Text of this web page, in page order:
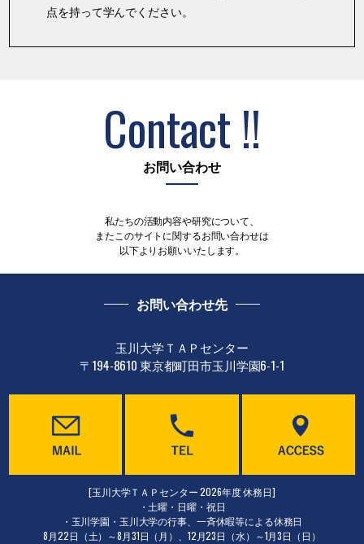
点を持って学んでください。
Contact !!
お問い合わせ
私たちの活動内容や研究について、
またこのサイトに関するお問い合わせは
以下よりお願いいたします。
お問い合わせ先
玉川大学ＴＡＰセンター
〒194-8610 東京都町田市玉川学園6-1-1
[玉川大学ＴＡＰセンター 2026年度 休務日]
・土曜・日曜・祝日
・玉川学園・玉川大学の行事、一斉休暇等による休務日
8月22日（土）～8月31日（月）、12月23日（水）～1月3日（日）